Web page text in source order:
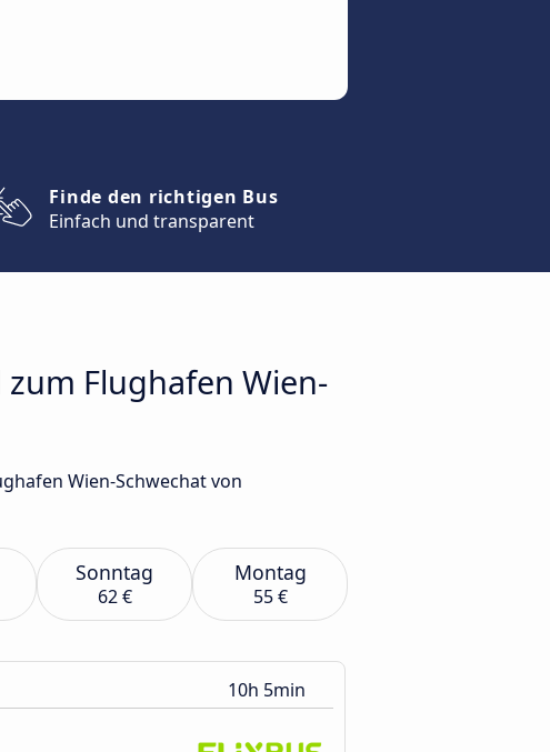
Finde den richtigen Bus
Einfach und transparent
Flughafen Wien-
Wien-Schwechat von
Sonntag
62 €
Montag
55 €
10h 5min